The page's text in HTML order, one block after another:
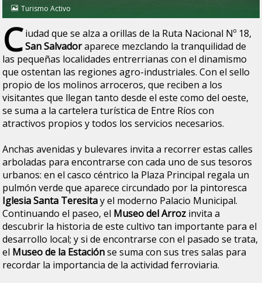
Turismo Activo
C iudad que se alza a orillas de la Ruta Nacional Nº 18,
San Salvadoraparece mezclando la tranquilidad de
las pequeñas localidades entrerrianas con el dinamismo
que ostentan las regiones agro-industriales. Con el sello
propio de los molinos arroceros, que reciben a los
visitantes que llegan tanto desde el este como del oeste,
se suma a la cartelera turística de Entre Ríos con
atractivos propios y todos los servicios necesarios.
Anchas avenidas y bulevares invita a recorrer estas calles
arboladas para encontrarse con cada uno de sus tesoros
urbanos: en el casco céntrico la Plaza Principal regala un
pulmón verde que aparece circundado por la pintoresca
Iglesia Santa Teresitay el moderno Palacio Municipal.
Continuando el paseo, el Museo del Arroz invita a
descubrir la historia de este cultivo tan importante para el
desarrollo local; y si de encontrarse con el pasado se trata,
el Museo de la Estaciónse suma con sus tres salas para
recordar la importancia de la actividad ferroviaria.